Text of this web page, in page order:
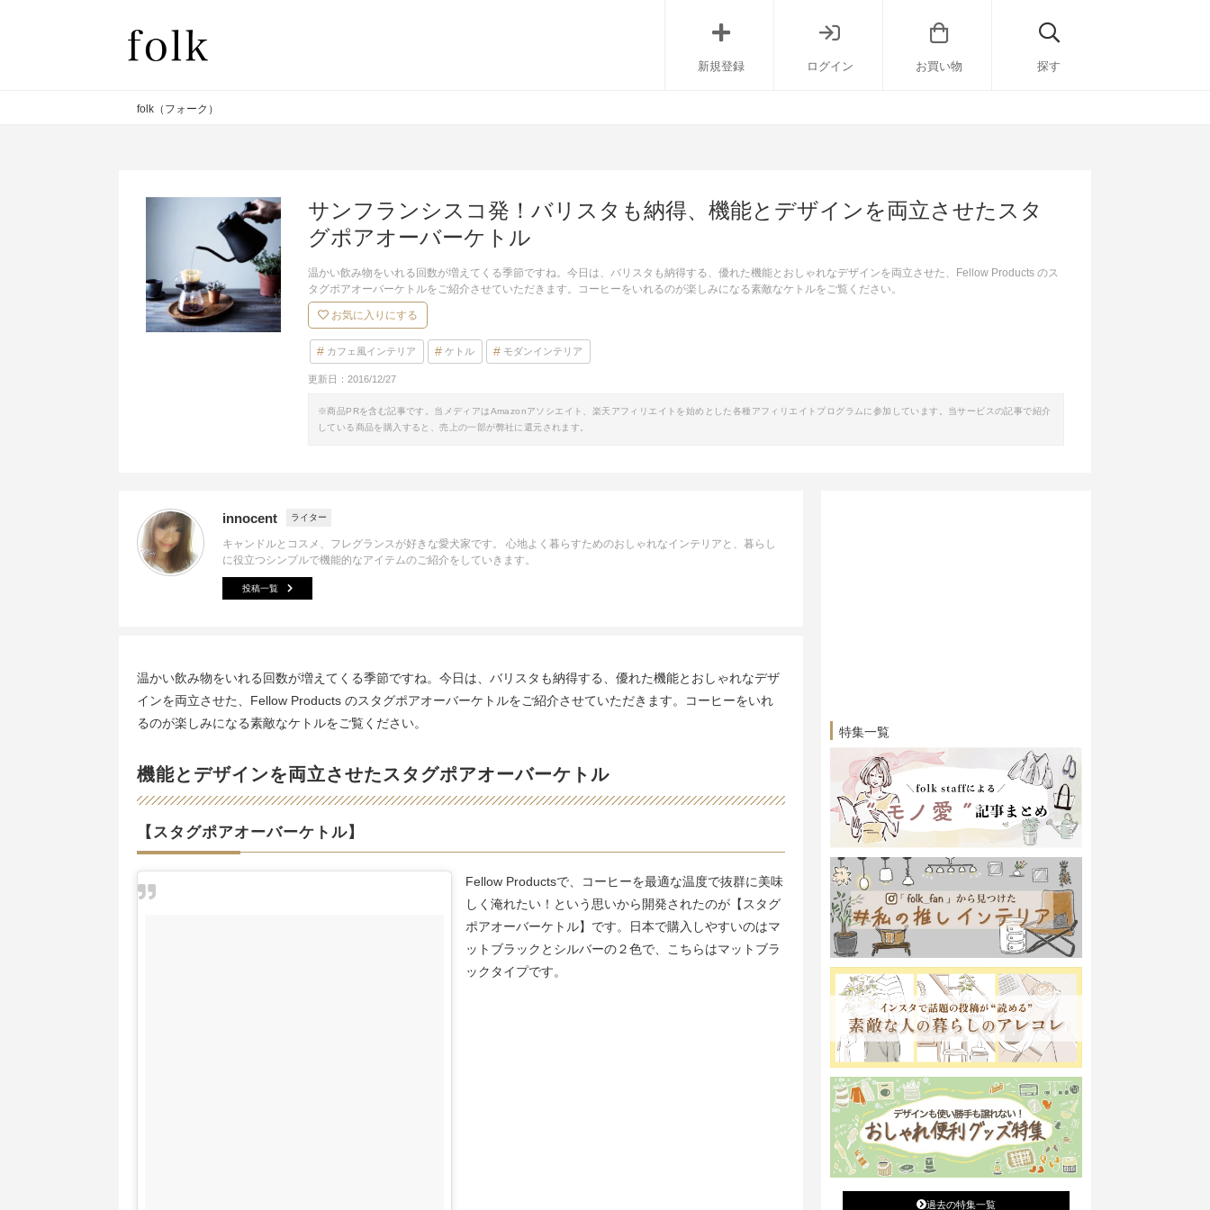
新規登録 ログイン お買い物 探す
folk（フォーク）
サンフランシスコ発！バリスタも納得、機能とデザインを両立させたスタ
グポアオーバーケトル
温かい飲み物をいれる回数が増えてくる季節ですね。今日は、バリスタも納得する、優れた機能とおしゃれなデザインを両立させた、Fellow Products のス
タグポアオーバーケトルをご紹介させていただきます。コーヒーをいれるのが楽しみになる素敵なケトルをご覧ください。
お気に入りにする
カフェ風インテリア ケトル モダンインテリア
更新日： 2016/12/27
※商品PRを含む記事です。当メディアはAmazonアソシエイト、楽天アフィリエイトを始めとした各種アフィリエイトプログラムに参加しています。当サービスの記事で紹介
している商品を購入すると、売上の一部が弊社に還元されます。
innocent ライター
キャンドルとコスメ、フレグランスが好きな愛犬家です。 心地よく暮らすためのおしゃれなインテリアと、暮らし
に役立つシンプルで機能的なアイテムのご紹介をしていきます。
投稿一覧
温かい飲み物をいれる回数が増えてくる季節ですね。今日は、バリスタも納得する、優れた機能とおしゃれなデザ
インを両立させた、Fellow Products のスタグポアオーバーケトルをご紹介させていただきます。コーヒーをいれ
るのが楽しみになる素敵なケトルをご覧ください。
機能とデザインを両立させたスタグポアオーバーケトル
【スタグポアオーバーケトル】
Fellow Productsで、コーヒーを最適な温度で抜群に美味
しく淹れたい！という思いから開発されたのが【スタグ
ポアオーバーケトル】です。日本で購入しやすいのはマ
ットブラックとシルバーの２色で、こちらはマットブラ
ックタイプです。
特集一覧
過去の特集一覧